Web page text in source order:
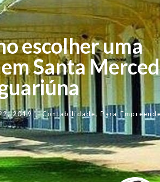
escolher uma
Santa
2019 Contabilidade,Para